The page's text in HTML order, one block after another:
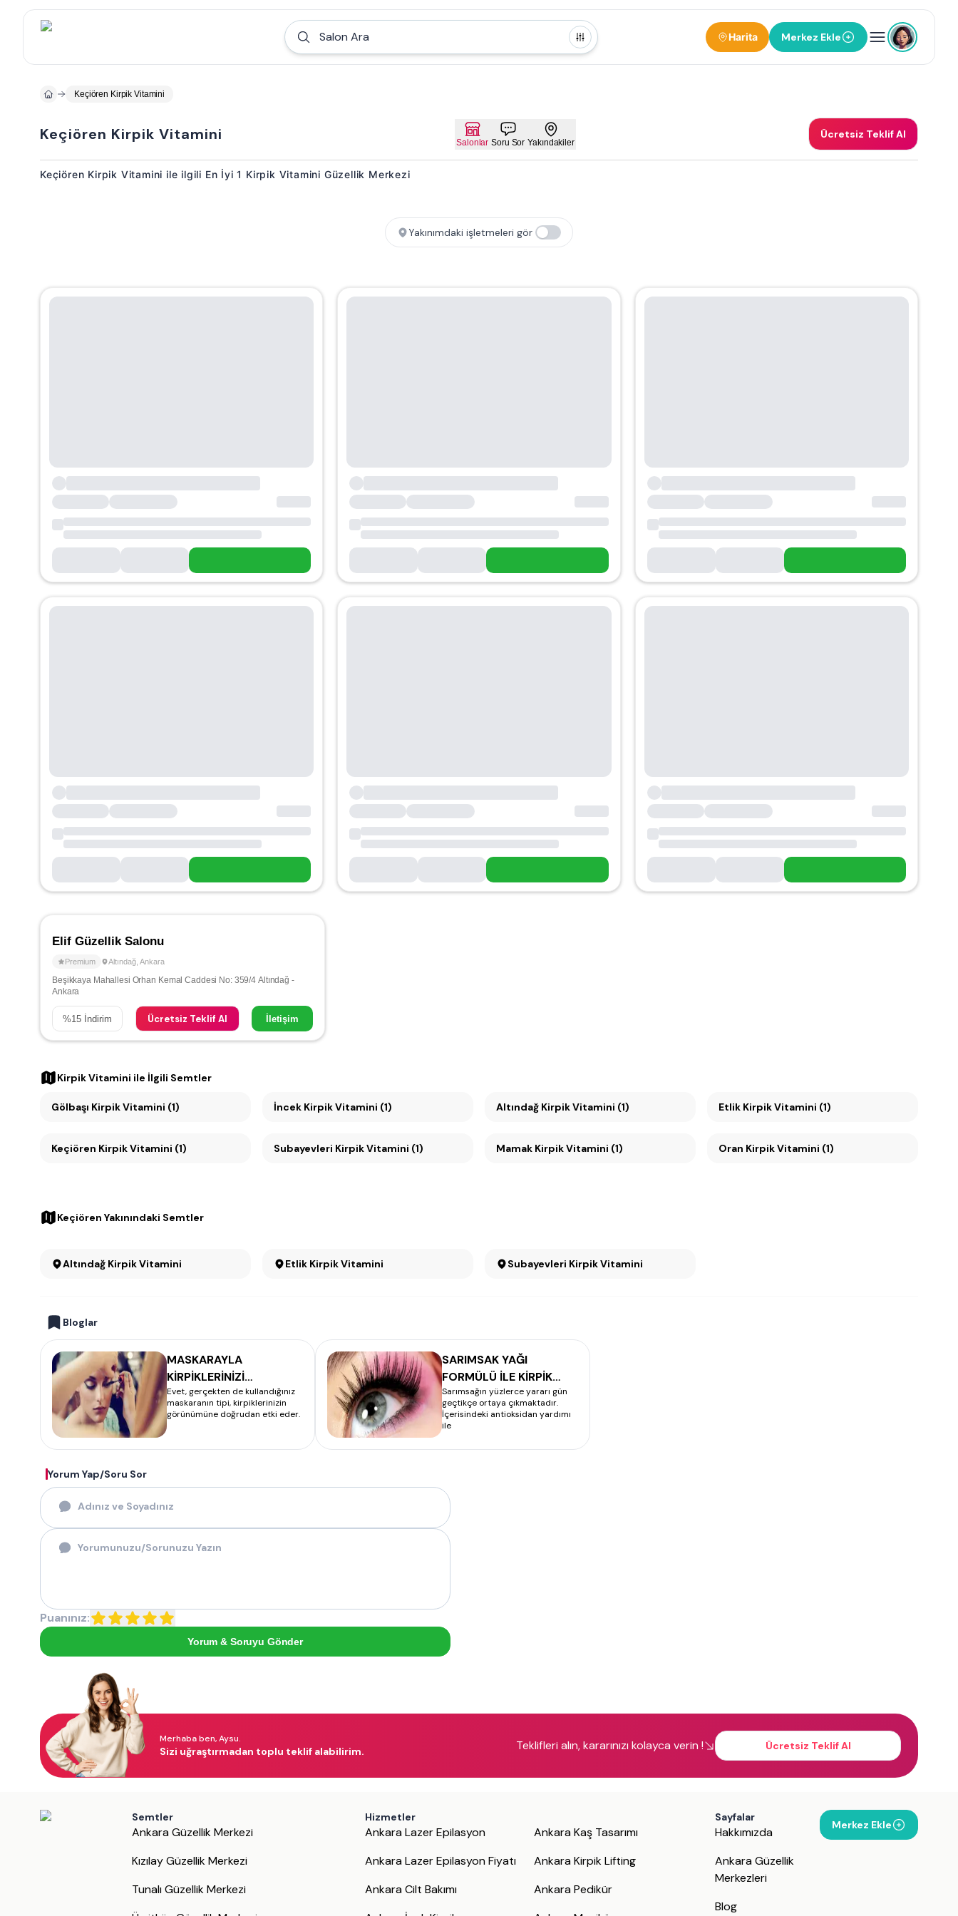
Salon Ara Harita Merkez Ekle
Keçiören Kirpik Vitamini
Keçiören Kirpik Vitamini Salonlar Soru Sor Yakındakiler
Ücretsiz Teklif Al
Keçiören Kirpik Vitamini ile ilgili En İyi 1 Kirpik Vitamini Güzellik Merkezi
Yakınımdaki işletmeleri gör
Elif Güzellik Salonu
Premium Altındağ Ankara
Beşikkaya Mahallesi Orhan Kemal Caddesi No: 359/4 Altındağ -
Ankara
%15 İndirim Ücretsiz Teklif Al İletişim
Kirpik Vitamini ile İlgili Semtler
Gölbaşı Kirpik Vitamini (1) İncek Kirpik Vitamini (1) Altındağ Kirpik Vitamini (1) Etlik Kirpik Vitamini (1)
Keçiören Kirpik Vitamini (1) Subayevleri Kirpik Vitamini (1) Mamak Kirpik Vitamini (1) Oran Kirpik Vitamini (1)
Keçiören Yakınındaki Semtler
Altındağ Kirpik Vitamini Etlik Kirpik Vitamini Subayevleri Kirpik Vitamini
Bloglar
MASKARAYLA
KİRPİKLERİNİZİ
KALINLAŞTIRMANIN
SIRRI
Evet, gerçekten de kullandığınız
maskaranın tipi, kirpiklerinizin
görünümüne doğrudan etki eder.
SARIMSAK YAĞI
FORMÜLÜ İLE KİRPİK
UZATMA
Sarımsağın yüzlerce yararı gün
geçtikçe ortaya çıkmaktadır.
İçerisindeki antioksidan yardımı
ile
Yorum Yap/Soru Sor
Puanınız:
Yorum & Soruyu Gönder
Merhaba ben, Aysu.
Sizi uğraştırmadan toplu teklif alabilirim. Teklifleri alın, kararınızı kolayca verin ! Ücretsiz Teklif Al
Semtler
Ankara Güzellik Merkezi
Kızılay Güzellik Merkezi
Tunalı Güzellik Merkezi
Hizmetler
Ankara Lazer Epilasyon
Ankara Lazer Epilasyon Fiyatı
Ankara Cilt Bakımı
Ankara Kaş Tasarımı
Ankara Kirpik Lifting
Ankara Pedikür
Sayfalar
Hakkımızda
Ankara Güzellik
Merkezleri
Blog
Merkez Ekle